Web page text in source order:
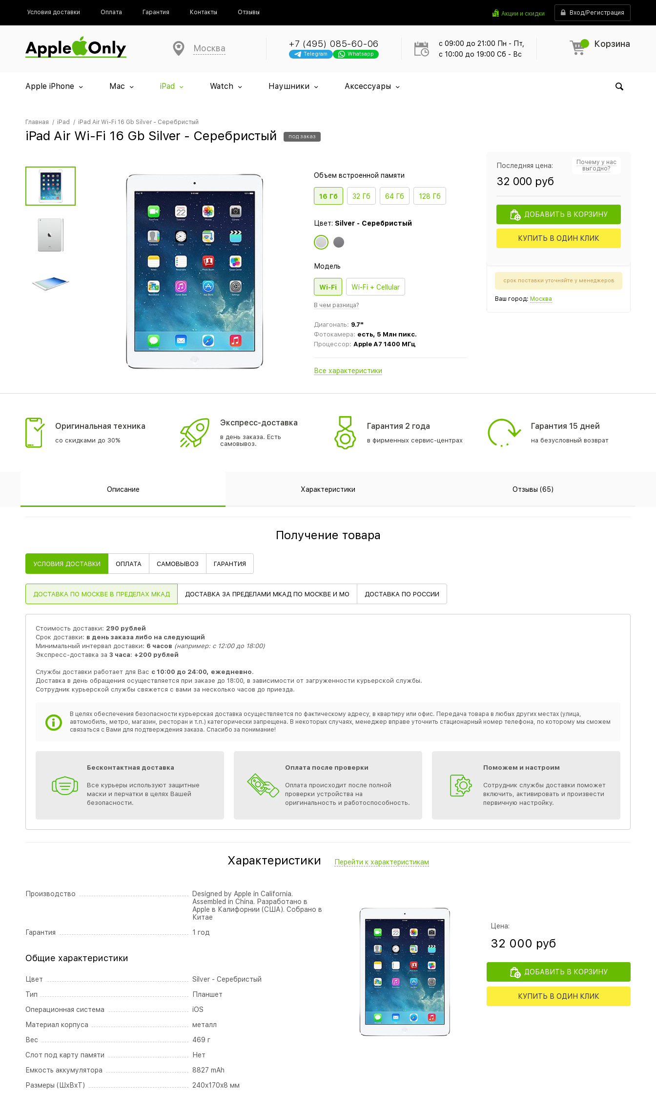
Условия доставки Оплата Гарантия Контакты Отзывы Акции и скидки Вход/Регистрация
Москва +7 (495) 085-60-06
Telegram Whatsapp
с 09:00 до 21:00 Пн - Пт,
с 10:00 до 19:00 Сб - Вс
Корзина
Apple iPhone Mac iPad Watch Наушники Аксессуары
Главная iPad iPad Air Wi-Fi 16 Gb Silver - Серебристый
iPad Air Wi-Fi 16 Gb Silver - Серебристый под заказ
Объем встроенной памяти
16 Гб 32 Гб 64 Гб 128 Гб
Цвет: Silver - Серебристый
Модель
Wi-Fi Wi-Fi + Cellular
В чем разница?
Диагональ: 9.7"
Фотокамера: есть, 5 Млн пикс.
Процессор: Apple A7 1400 МГц
Все характеристики
Почему у нас
выгодно?
Последняя цена:
32 000 руб
ДОБАВИТЬ В КОРЗИНУ
КУПИТЬ В ОДИН КЛИК
срок поставки уточняйте у менеджеров
Ваш город: Москва
Оригинальная техника
со скидками до 30%
Экспресс-доставка
в день заказа. Есть
самовывоз.
Гарантия 2 года
в фирменных сервис-центрах
Гарантия 15 дней
на безусловный возврат
Описание Характеристики Отзывы (65)
Получение товара
УСЛОВИЯ ДОСТАВКИ ОПЛАТА САМОВЫВОЗ ГАРАНТИЯ
ДОСТАВКА ПО МОСКВЕ В ПРЕДЕЛАХ МКАД ДОСТАВКА ЗА ПРЕДЕЛАМИ МКАД ПО МОСКВЕ И МО ДОСТАВКА ПО РОССИИ
Стоимость доставки: 290 рублей
Срок доставки: в день заказа либо на следующий
Минимальный интервал доставки: 6 часов (например: с 12:00 до 18:00)
Экспресс-доставка за 3 часа: +200 рублей
Службы доставки работает для Вас с 10:00 до 24:00, ежедневно.
Доставка в день обращения осуществляется при заказе до 18:00, в зависимости от загруженности курьерской службы.
Сотрудник курьерской службы свяжется с вами за несколько часов до приезда.
В целях обеспечения безопасности курьерская доставка осуществляется по фактическому адресу, в квартиру или офис. Передача товара в любых других местах (улица,
автомобиль, метро, магазин, ресторан и т.п.) категорически запрещена. В некоторых случаях, менеджер вправе уточнить стационарный номер телефона, по которому мы сможем
связаться с Вами для подтверждения заказа. Спасибо за понимание!
Бесконтактная доставка
Все курьеры используют защитные
маски и перчатки в целях Вашей
безопасности.
Оплата после проверки
Оплата происходит после полной
проверки устройства на
оригинальность и работоспособность.
Поможем и настроим
Сотрудник службы доставки поможет
включить, активировать и произвести
первичную настройку.
Характеристики Перейти к характеристикам
Производство
Designed by Apple in California.
Assembled in China. Разработано в
Apple в Калифорнии (США). Собрано в
Китае
Гарантия
1 год
Общие характеристики
Цвет
Silver - Серебристый
Тип
Планшет
Операционная система
iOS
Материал корпуса
металл
Вес
469 г
Слот под карту памяти
Нет
Емкость аккумулятора
8827 mAh
Размеры (ШxВxТ)
240x170x8 мм
Цена:
32 000 руб
ДОБАВИТЬ В КОРЗИНУ
КУПИТЬ В ОДИН КЛИК